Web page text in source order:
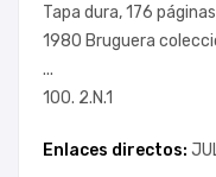
Tapa dura, 176
1980 Bruguera
...
100. 2.N.1
Enlaces directos: